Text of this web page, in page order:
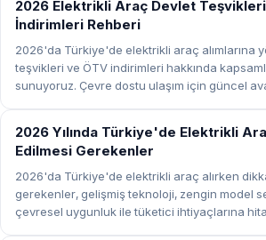
2026 Elektrikli Araç Devlet
İndirimleri Rehberi
2026'da Türkiye'de elektrikli araç alımlarına
teşvikleri ve ÖTV indirimleri hakkında
sunuyoruz. Çevre dostu ulaşım için güncel
REHBER
2026 Yılında Türkiye'de Elektrikli
Edilmesi Gerekenler
2026'da Türkiye'de elektrikli araç alırken
gerekenler, gelişmiş teknoloji, zengin model
çevresel uygunluk ile tüketici ihtiyaçlarına